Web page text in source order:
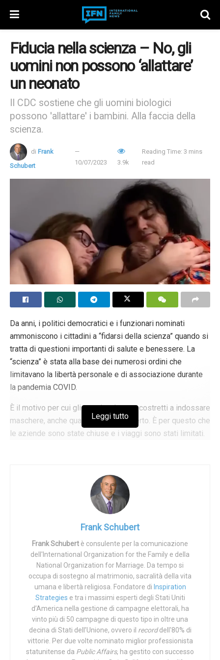
Fiducia nella scienza – No, gli
uomini non possono ‘allattare’
un neonato
Il CDC sostiene che gli uomini biologici
possono 'allattare' i bambini. Alla faccia della
scienza.
di Frank
Schubert
10/07/2023 3.9k
Reading Time: 3 mins
read
Da anni, i politici democratici e i funzionari nominati
ammoniscono i cittadini a “fidarsi della scienza” quando si
tratta di questioni importanti di salute e benessere. La
“scienza” è stata alla base dei numerosi ordini che
limitavano la libertà personale e di associazione durante
la pandemia COVID.
È il motivo per cui gli americani erano costretti a indossare
maschere, anche quando erano all’aperto. È per questo che
le aziende sono state chiuse e i viaggi sono stati limitati.
ha licenziato le persone (compreso il personale militare)
che si sono rifiutate di sottoporsi alle iniezioni
sperimentali COVID, e per cui ha cercato di costringere le
aziende a licenziare i propri dipendenti che, allo stesso
governo ha colluso con le società di social media per
chiudere qualsiasi conversazione che mettesse in dubbio
la validità della scienza o delle politiche che venivano
Naturalmente, ora sappiamo che “la scienza” su cui si
basavano i funzionari governativi era fasulla. Non solo le
maschere non hanno funzionato per rallentare la
diffusione del COVID, ma anche le vaccinazioni hanno
avuto un impatto limitato. Ancora peggio, ora sembra che
Leggi tutto
Frank Schubert
Frank Schubert è consulente per la comunicazione
dell'International Organization for the Family e della
National Organization for Marriage. Da tempo si
occupa di sostegno al matrimonio, sacralità della vita
umana e libertà religiosa. Fondatore di Inspiration
Strategies e tra i massimi esperti degli Stati Uniti
d’America nella gestione di campagne elettorali, ha
vinto più di 50 campagne di questo tipo in oltre una
decina di Stati dell’Unione, ovvero il recorddell'80% di
vittorie. Per due volte nominato miglior professionista
statunitense da Public Affairs, ha gestito con successo